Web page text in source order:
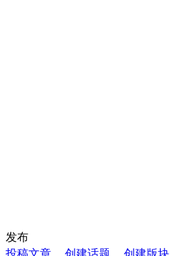
发布
投稿文章
创建话题 创建版块